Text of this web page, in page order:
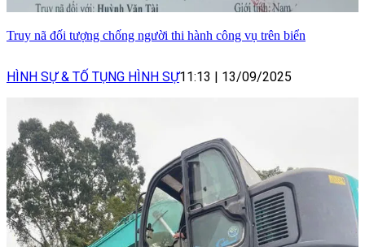
Truy nã đối tượng chống người thi hành công vụ trên biển
HÌNH SỰ & TỐ TỤNG HÌNH SỰ11:13 | 13/09/2025